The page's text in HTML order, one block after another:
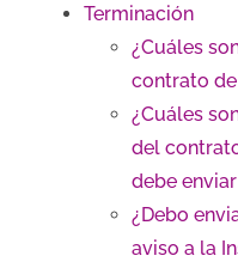
Terminación
¿Cuáles
contrato
¿Cuáles
del
debe
¿Debo
aviso a la